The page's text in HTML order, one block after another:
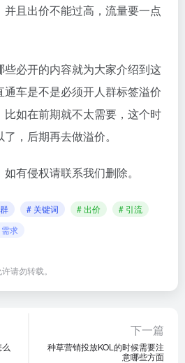
且出价不能过高，流量要一点
些必开的内容就为大家介绍到这
车是不是必须开人群标签溢价
如在前期就不太需要，这个时
，后期再去做溢价。
有侵权请联系我们删除。
# 关键词 # 出价
# 引流
求
请勿转载。
下一篇
种草营销投放KOL的时候需要注
意哪些方面